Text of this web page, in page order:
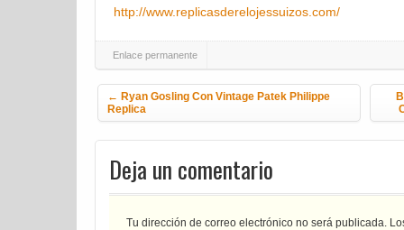
http://www.replicasderelojessuizos.com/
Enlace permanente
Navegación de la entrada
← Ryan Gosling Con Vintage Patek Philippe
Replica
Deja un comentario
Tu dirección de correo electrónico no será publicada.